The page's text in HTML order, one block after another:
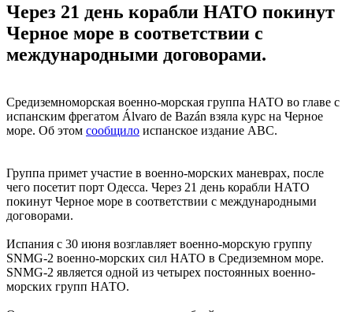
Через 21 день корабли НАТО покинут
Черное море в соответствии с
международными договорами.
Средиземноморская военно-морская группа НАТО во главе с
испанским фрегатом Álvaro de Bazán взяла курс на Черное
море. Об этом сообщило испанское издание ABC.
Группа примет участие в военно-морских маневрах, после
чего посетит порт Одесса. Через 21 день корабли НАТО
покинут Черное море в соответствии с международными
договорами.
Испания с 30 июня возглавляет военно-морскую группу
SNMG-2 военно-морских сил НАТО в Средиземном море.
SNMG-2 является одной из четырех постоянных военно-
морских групп НАТО.